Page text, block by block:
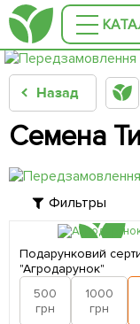
Назад
Семена
Фильтры
Подарунковий
"Агродарунок"
500
грн
1000
грн